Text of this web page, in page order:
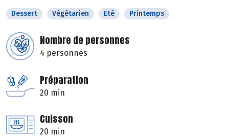
Dessert Végétarien Eté Printemps
Nombre de personnes
4 personnes
Préparation
20 min
Cuisson
20 min